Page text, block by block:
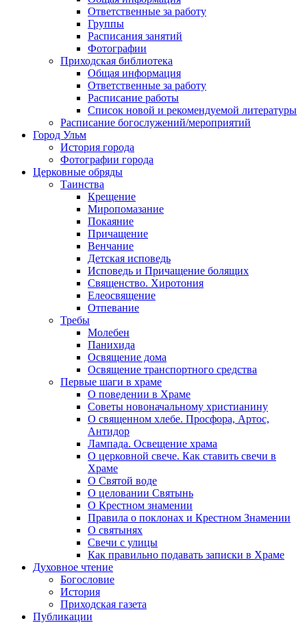
Ответственные за работу
Группы
Расписания занятий
Фотографии
Приходская библиотека
Общая информация
Ответственные за работу
Расписание работы
Список новой и рекомендуемой литературы
Расписание богослужений/мероприятий
Город Ульм
История города
Фотографии города
Церковные обряды
Таинства
Крещение
Миропомазание
Покаяние
Причащение
Венчание
Детская исповедь
Исповедь и Причащение болящих
Священство. Хиротония
Елеосвящение
Отпевание
Требы
Молебен
Панихида
Освящение дома
Освящение транспортного средства
Первые шаги в храме
О поведении в Храме
Советы новоначальному христианину
О священном хлебе. Просфора, Артос,
Антидор
Лампада. Освещение храма
О церковной свече. Как ставить свечи в
Храме
О Святой воде
О целовании Святынь
О Крестном знамении
Правила о поклонах и Крестном Знамении
О святынях
Свечи с улицы
Как правильно подавать записки в Храме
Духовное чтение
Богословие
История
Приходская газета
Публикации